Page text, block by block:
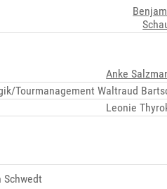
Anke
Tourmanagement Waltraud
Leonie
Schwedt